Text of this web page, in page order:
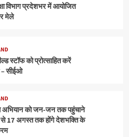
विभाग प्रदेशभर में आयोजित
मेले
स्टॉफ को प्रोत्साहित करें
– सीईओ
अभियान को जन-जन तक पहुंचाने
से 17 अगस्त तक होंगे देशभक्ति के